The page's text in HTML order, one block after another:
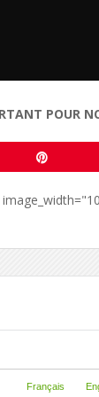
POUR
Français